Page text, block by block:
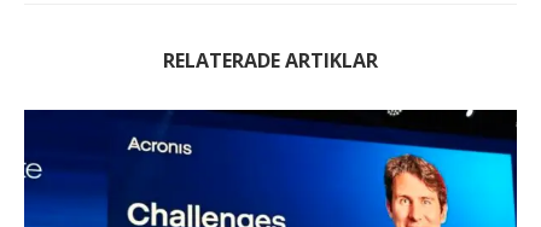
RELATERADE ARTIKLAR